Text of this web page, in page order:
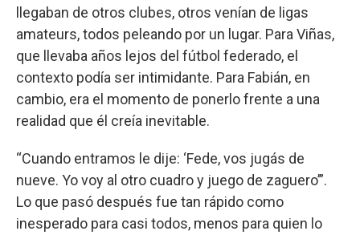
llegaban de otros clubes, otros venían de ligas
amateurs, todos peleando por un lugar. Para Viñas,
que llevaba años lejos del fútbol federado, el
contexto podía ser intimidante. Para Fabián, en
cambio, era el momento de ponerlo frente a una
realidad que él creía inevitable.
“Cuando entramos le dije: ‘Fede, vos jugás de
nueve. Yo voy al otro cuadro y juego de zaguero’”.
Lo que pasó después fue tan rápido como
inesperado para casi todos, menos para quien lo